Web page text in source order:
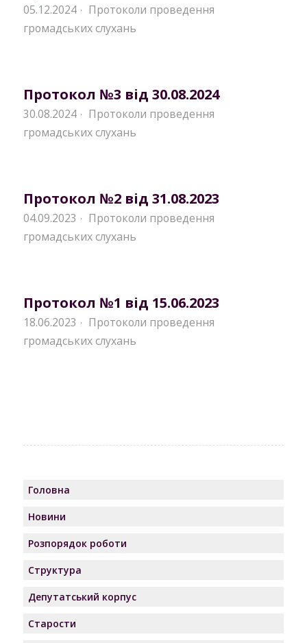
05.12.2024 · Протоколи проведення
громадських слухань
Протокол №3 від 30.08.2024
30.08.2024 · Протоколи проведення
громадських слухань
Протокол №2 від 31.08.2023
04.09.2023 · Протоколи проведення
громадських слухань
Протокол №1 від 15.06.2023
18.06.2023 · Протоколи проведення
громадських слухань
Головна
Новини
Розпорядок роботи
Структура
Депутатський корпус
Старости